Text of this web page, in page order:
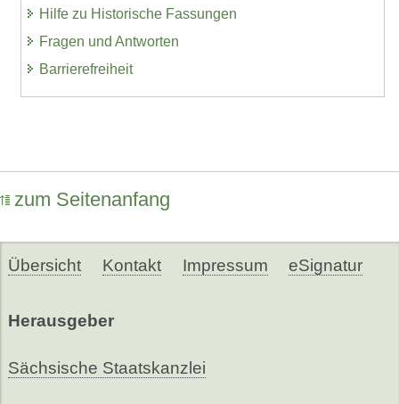
Hilfe zu Historische Fassungen
Fragen und Antworten
Barrierefreiheit
zum Seitenanfang
Übersicht Kontakt Impressum eSignatur
Herausgeber
Sächsische Staatskanzlei